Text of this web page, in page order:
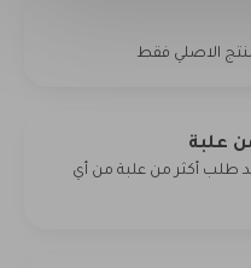
الاصلي فقط
علبة
أكثر من علبة من أي